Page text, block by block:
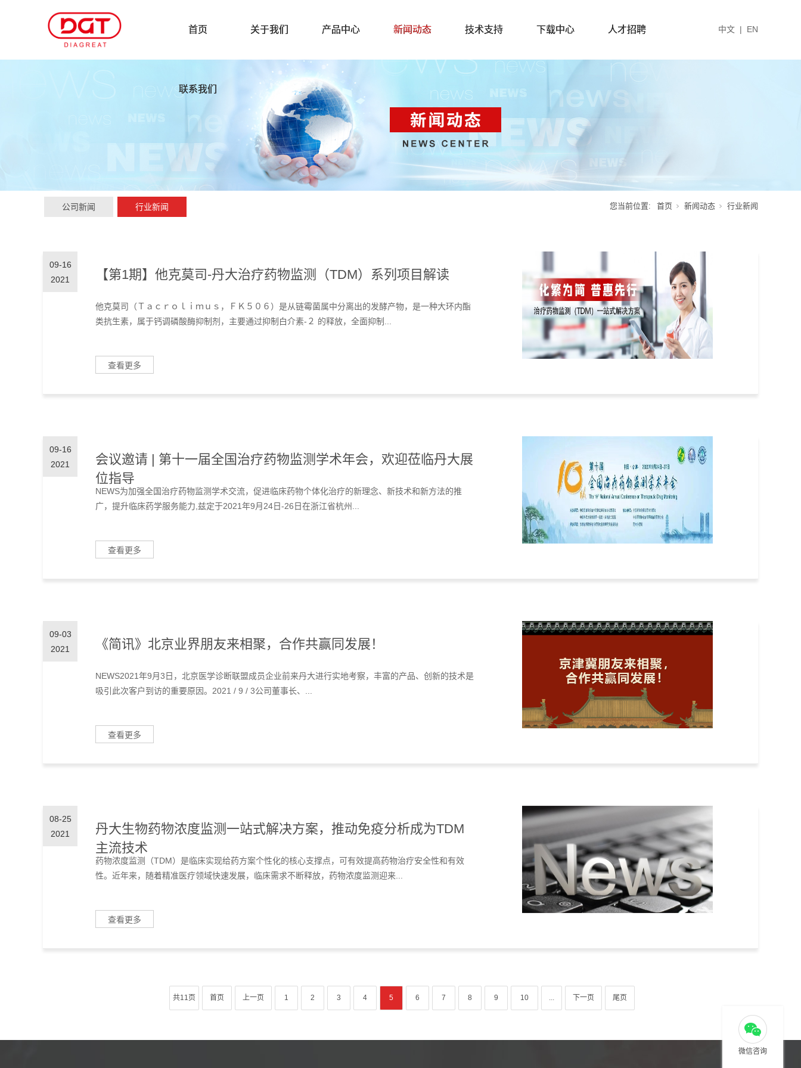
首页 关于我们 产品中心 新闻动态 技术支持 下载中心 人才招聘
联系我们
中文 | EN
公司新闻 行业新闻 您当前位置: 首页 新闻动态 行业新闻
09-16
2021
【第1期】他克莫司-丹大治疗药物监测（TDM）系列项目解读
他克莫司（Ｔａｃｒｏｌｉｍｕｓ，ＦＫ５０６）是从链霉菌属中分离出的发酵产物，是一种大环内酯
类抗生素，属于钙调磷酸酶抑制剂，主要通过抑制白介素-２ 的释放，全面抑制...
查看更多
09-16
2021
会议邀请 | 第十一届全国治疗药物监测学术年会，欢迎莅临丹大展
位指导
NEWS为加强全国治疗药物监测学术交流，促进临床药物个体化治疗的新理念、新技术和新方法的推
广，提升临床药学服务能力,兹定于2021年9月24日-26日在浙江省杭州...
查看更多
09-03
2021
《简讯》北京业界朋友来相聚，合作共赢同发展！
NEWS2021年9月3日，北京医学诊断联盟成员企业前来丹大进行实地考察，丰富的产品、创新的技术是
吸引此次客户到访的重要原因。2021 / 9 / 3公司董事长、...
查看更多
08-25
2021
丹大生物药物浓度监测一站式解决方案，推动免疫分析成为TDM
主流技术
药物浓度监测（TDM）是临床实现给药方案个性化的核心支撑点，可有效提高药物治疗安全性和有效
性。近年来，随着精准医疗领域快速发展，临床需求不断释放，药物浓度监测迎来...
查看更多
共11页 首页 上一页 1 2 3 4 5 6 7 8 9 10 ... 下一页 尾页
微信咨询